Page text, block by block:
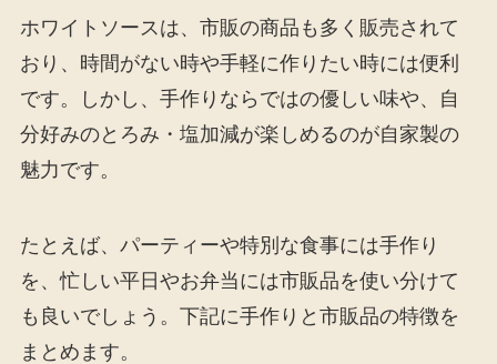
ホワイトソースは、市販の商品も多く販売されて
おり、時間がない時や手軽に作りたい時には便利
です。しかし、手作りならではの優しい味や、自
分好みのとろみ・塩加減が楽しめるのが自家製の
魅力です。
たとえば、パーティーや特別な食事には手作り
を、忙しい平日やお弁当には市販品を使い分けて
も良いでしょう。下記に手作りと市販品の特徴を
まとめます。